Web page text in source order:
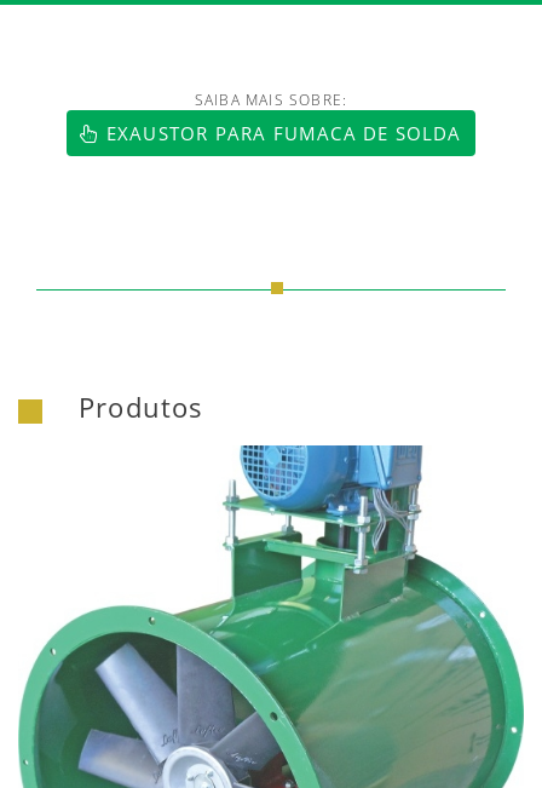
https://www.luftmaxi.com.br/
SAIBA MAIS SOBRE:
EXAUSTOR PARA FUMACA DE SOLDA
Produtos